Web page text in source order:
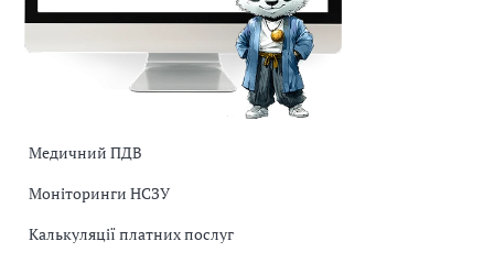
Медичний ПДВ
Моніторинги НСЗУ
Калькуляції платних послуг